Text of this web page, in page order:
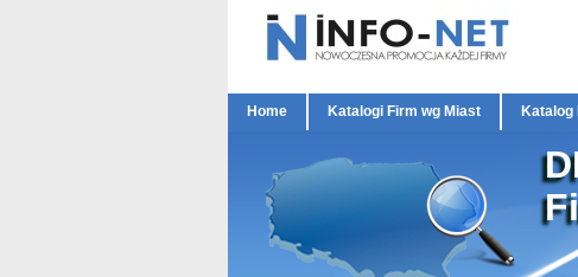
Home Katalogi Firm wg Miast Katalog